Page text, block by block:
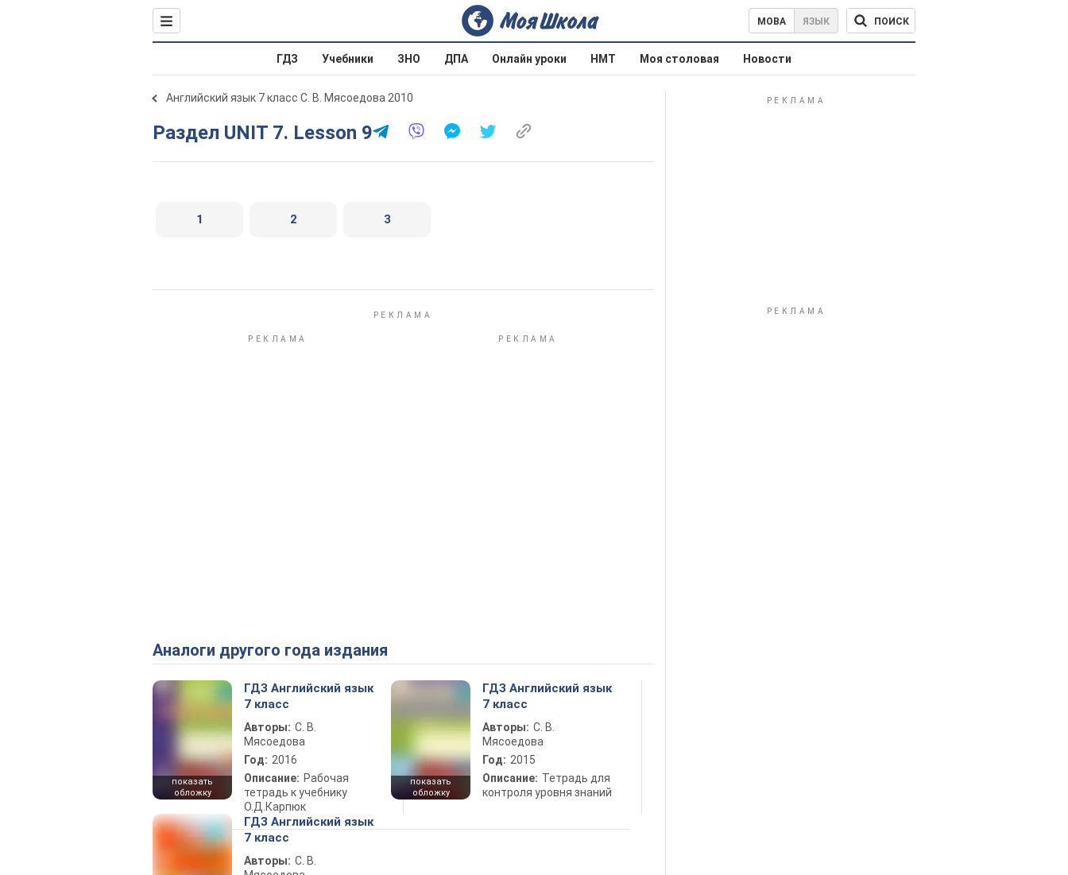
МОВА ЯЗЫК ПОИСК
ГДЗ Учебники ЗНО ДПА Онлайн уроки НМТ Моя столовая Новости
Английский язык 7 класс С. В. Мясоедова 2010
Раздел UNIT 7. Lesson 9
1 2 3
Аналоги другого года издания
показать
обложку
ГДЗ Английский язык
7 класс
Авторы: С. В.
Мясоедова
Год: 2016
Описание: Рабочая
тетрадь к учебнику
О.Д.Карпюк
показать
обложку
ГДЗ Английский язык
7 класс
Авторы: С. В.
Мясоедова
Год: 2015
Описание: Тетрадь для
контроля уровня знаний
ГДЗ Английский язык
7 класс
Авторы: С. В.